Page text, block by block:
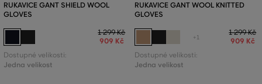
RUKAVICE GANT SHIELD WOOL
GLOVES
1 299 Kč
909 Kč
Dostupné velikosti:
Jedna velikost
RUKAVICE GANT WOOL KNITTED
GLOVES
+1
1 299 Kč
909 Kč
Dostupné velikosti:
Jedna velikost